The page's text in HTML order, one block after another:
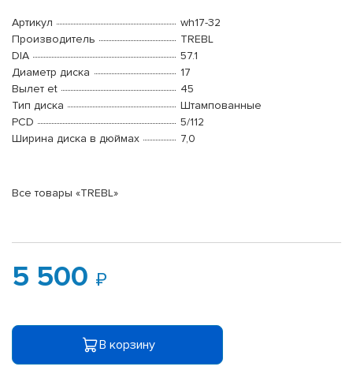
Артикул
wh17-32
Производитель
TREBL
DIA
57.1
Диаметр диска
17
Вылет et
45
Тип диска
Штампованные
PCD
5/112
Ширина диска в дюймах
7,0
Все товары «TREBL»
5 500
В корзину